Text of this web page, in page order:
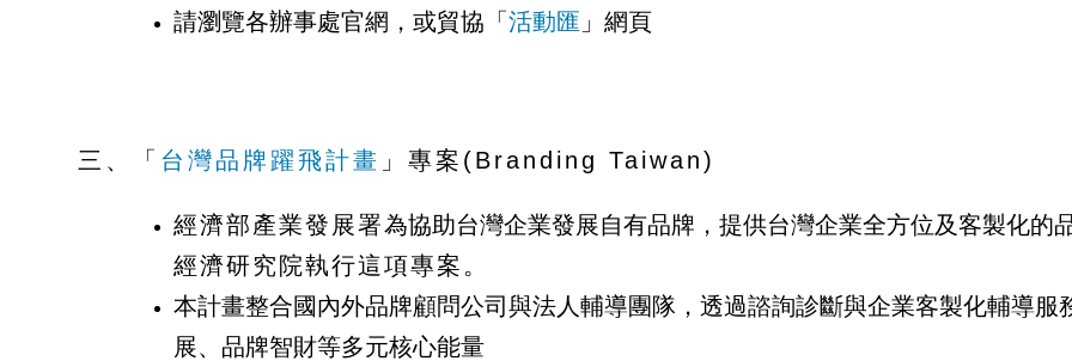
請瀏覽各辦事處官網，或貿協「活動匯 」網頁
三、「 台灣品牌躍飛計畫 」專案(Branding Taiwan)
經濟部產業發展署為協助台灣企業發展自有品牌，提供台灣企業全方位及客製化的
經濟研究院執行這項專案。
本計畫整合國內外品牌顧問公司與法人輔導團隊，透過諮詢診斷與企業客製化輔導
展、品牌智財等多元核心能量